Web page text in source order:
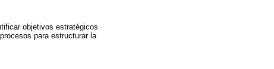
objetivos estratégicos
para estructurar la